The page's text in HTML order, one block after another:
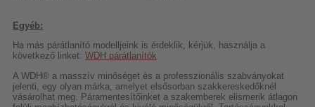
Egyéb:
Ha más párátlanító modelljeink is érdeklik, kérjük, használja a
következő linket: WDH párátlanítók
A WDH® a masszív minőséget és a professzionális szabványokat
jelenti, egy olyan márka, amelyet elsősorban szakkereskedőknél
vásárolhat meg. Páramentesítőinket a szakemberek elismerik átlagon